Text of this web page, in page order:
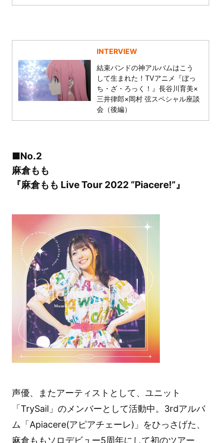
INTERVIEW
結束バンドの神アルバムはこう
して生まれた！TVアニメ『ぼっ
ち・ざ・ろっく！』長谷川育美×
三井律郎×岡村 弦スペシャル座談
会（後編）
■No.2
麻倉もも
『麻倉もも Live Tour 2022 “Piacere!”』
声優、またアーティストとして、ユニット
「TrySail」のメンバーとして活動中。3rdアルバ
ム「Apiacere(アピアチェーレ)」をひっさげた、
麻倉ももソロデビュー5周年にして初のツアー